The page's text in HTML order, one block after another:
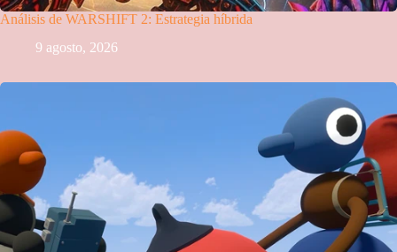
Análisis de WARSHIFT 2: Estrategia híbrida
9 agosto, 2026